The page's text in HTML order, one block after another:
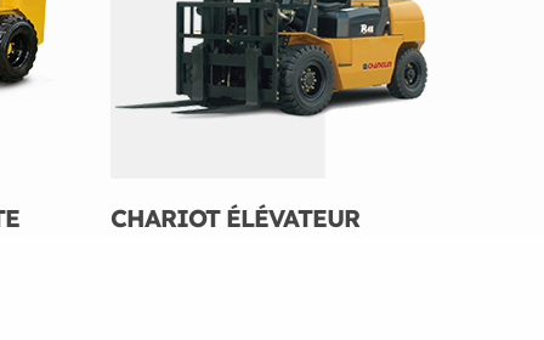
CHARIOT ÉLÉVATEUR